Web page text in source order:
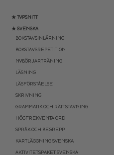
★ TYPSNITT
★ SVENSKA
BOKSTAVSINLÄRNING
BOKSTAVSREPETITION
NYBÖRJARTRÄNING
LÄSNING
LÄSFÖRSTÅELSE
SKRIVNING
GRAMMATIK OCH RÄTTSTAVNING
HÖGFREKVENTA ORD
SPRÅK OCH BEGREPP
KARTLÄGGNING SVENSKA
AKTIVITETSPAKET SVENSKA